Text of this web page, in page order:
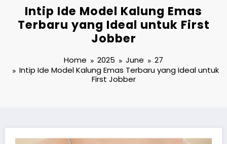
Intip Ide Model Kalung Emas
Terbaru yang Ideal untuk First
Jobber
Home 2025 June
27
Intip Ide Model Kalung Emas Terbaru yang Ideal untuk
First Jobber